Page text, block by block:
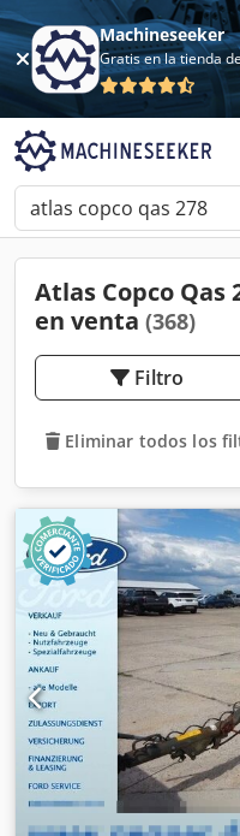
Machineseeker
Atlas Copco Qas
en venta (368)
Filtro
Eliminar todos los